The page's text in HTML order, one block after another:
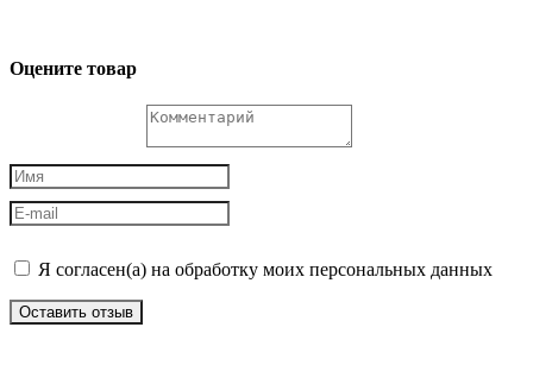
Оцените товар
Я согласен(а) на обработку моих персональных данных
Оставить отзыв